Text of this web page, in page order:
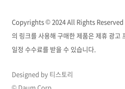
Copyrights © 2024 All Rights Reserved
의 링크를 사용해 구매한 제품은 제휴 광고
일정 수수료를 받을 수 있습니다.
Designed by 티스토리